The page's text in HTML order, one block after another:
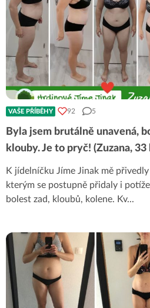
VAŠE PŘÍBĚHY 92 5
Byla jsem brutálně unavená,
klouby. Je to pryč! (Zuzana, 33
K jídelníčku Jíme Jinak mě
kterým se postupně přidaly i
bolest zad, kloubů, kolene. Kv...